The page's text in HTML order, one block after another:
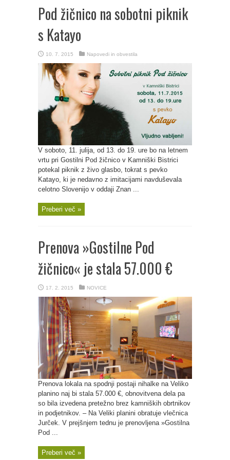
Pod žičnico na sobotni piknik
s Katayo
10. 7. 2015 Napovedi in obvestila
V soboto, 11. julija, od 13. do 19. ure bo na letnem
vrtu pri Gostilni Pod žičnico v Kamniški Bistrici
potekal piknik z živo glasbo, tokrat s pevko
Katayo, ki je nedavno z imitacijami navduševala
celotno Slovenijo v oddaji Znan ...
Preberi več »
Prenova »Gostilne Pod
žičnico« je stala 57.000 €
17. 2. 2015 NOVICE
Prenova lokala na spodnji postaji nihalke na Veliko
planino naj bi stala 57.000 €, obnovitvena dela pa
so bila izvedena pretežno brez kamniških obrtnikov
in podjetnikov. – Na Veliki planini obratuje vlečnica
Jurček. V prejšnjem tednu je prenovljena »Gostilna
Pod ...
Preberi več »